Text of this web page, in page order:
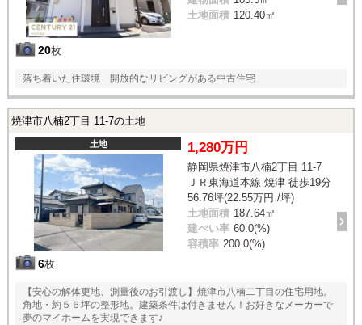
20枚
土地面積 120.40㎡
落ち着いた住環境 開放的なリビングがある中古住宅
焼津市八楠2丁目 11-7の土地
土地
6枚
1,280万円
静岡県焼津市八楠2丁目 11-7
ＪＲ東海道本線 焼津 徒歩19分
56.76坪(22.55万円 /坪)
土地面積 187.64㎡
建ぺい率 60.0(%)
容積率 200.0(%)
【安心の解体更地、測量後のお引渡し】焼津市八楠二丁目の住宅用地。
角地・約５６坪の整形地。建築条件は付きません！お好きなメーカーで
夢のマイホームを実現できます♪